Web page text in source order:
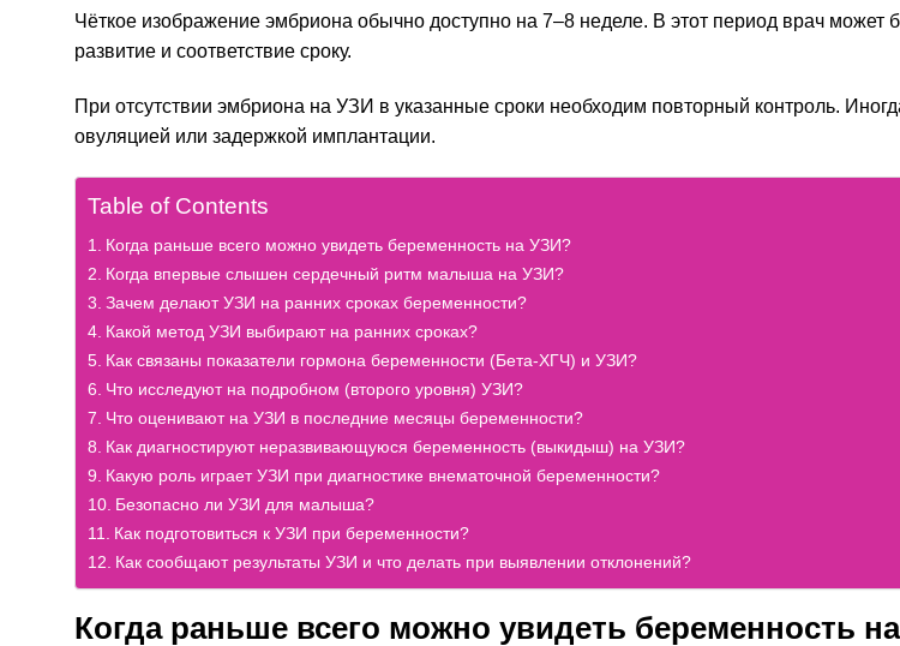
Чёткое изображение эмбриона обычно доступно на 7–8 неделе. В этот период врач может
развитие и соответствие сроку.
При отсутствии эмбриона на УЗИ в указанные сроки необходим повторный контроль.
овуляцией или задержкой имплантации.
Table of Contents
Когда раньше всего можно увидеть беременность на УЗИ?
Когда впервые слышен сердечный ритм малыша на УЗИ?
Зачем делают УЗИ на ранних сроках беременности?
Какой метод УЗИ выбирают на ранних сроках?
Как связаны показатели гормона беременности (Бета-ХГЧ) и УЗИ?
Что исследуют на подробном (второго уровня) УЗИ?
Что оценивают на УЗИ в последние месяцы беременности?
Как диагностируют неразвивающуюся беременность (выкидыш) на УЗИ?
Какую роль играет УЗИ при диагностике внематочной беременности?
Безопасно ли УЗИ для малыша?
Как подготовиться к УЗИ при беременности?
Как сообщают результаты УЗИ и что делать при выявлении отклонений?
Когда раньше всего можно увидеть беременность